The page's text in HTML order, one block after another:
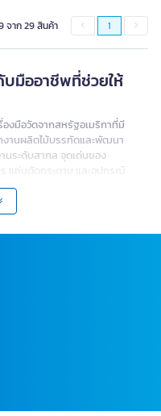
จาก 29 สินค้า 1
บมืออาชีพที่ช่วยให้
งมือวัดจากสหรัฐอเมริกาที่มี
งานผลิตไม้บรรทัดและพัฒนา
นระดับสากล จุดเด่นของ
ร แท่นตัดกระดาษ และอุปกรณ์
ะความทนทาน เหมาะสำหรับ
พ์ งานประดิษฐ์ และธุรกิจที่ต้อง
ำหรับงานตัดที่
รับงานเอกสาร งาน
ธ์สะอาดและแม่นยำ
งาน โรงเรียน และ
ษ ซองเอกสาร ฉลาก รูปภาพ
บมีดคุณภาพสูงและดีไซน์จับ